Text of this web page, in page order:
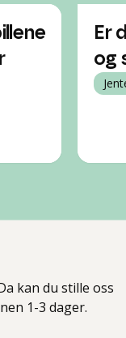
Er
og
kan du stille oss
1-3 dager.